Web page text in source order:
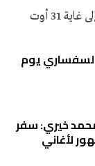
يتواصل فتح باب الترشح أمام الدول المتوسطية إلى غاية 31 أوت
السفساري يوم
خيري: سفر
لأغاني